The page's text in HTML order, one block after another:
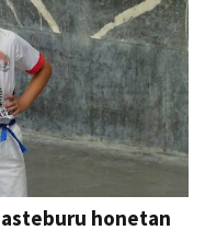
honetan